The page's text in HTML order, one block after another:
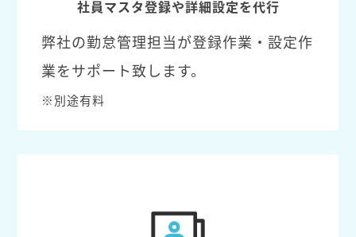
社員マスタ登録や詳細設定を代行
弊社の勤怠管理担当が登録作業・設定作
業をサポート致します。
※別途有料